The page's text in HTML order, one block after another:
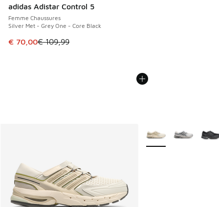
adidas Adistar Control 5
Femme Chaussures
Silver Met - Grey One - Core Black
Cet article est en promotion. Prix en baisse de € 109,99 à
€ 70,00€ 109,99
Plus de couleurs